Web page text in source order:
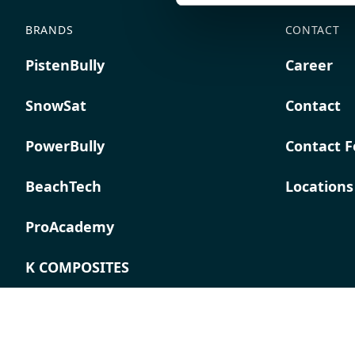
BRANDS
PistenBully
SnowSat
PowerBully
BeachTech
ProAcademy
K COMPOSITES
CONTACT
Career
Contact
Contact
Locations